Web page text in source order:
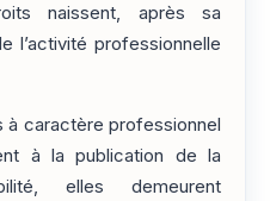
naissent, après sa
l’activité professionnelle
à caractère professionnel
à la publication de la
elles demeurent